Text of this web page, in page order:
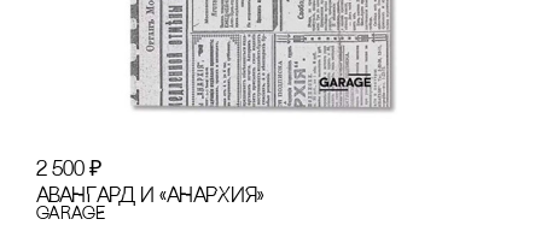
2 500 ₽
АВАНГАРД И «АНАРХИЯ»
GARAGE